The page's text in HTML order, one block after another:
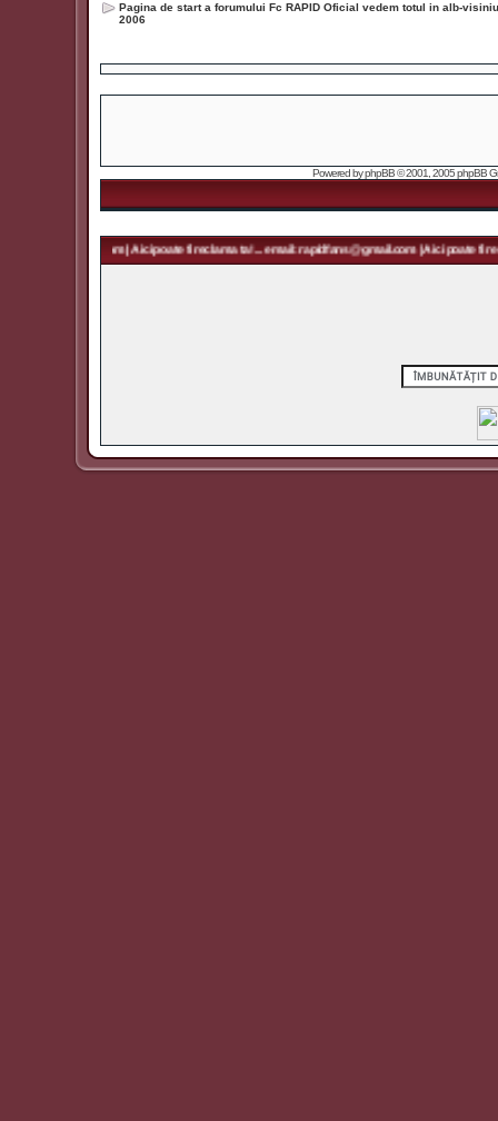
Pagina de start a forumului Fc RAPID Oficial vedem totul in alb-
2006
Powered byphpBB© 2001, 2005 phpBB
| Aici poate fi reclama ta! ... email: rapidfans@gmail.com | Aici poate fi